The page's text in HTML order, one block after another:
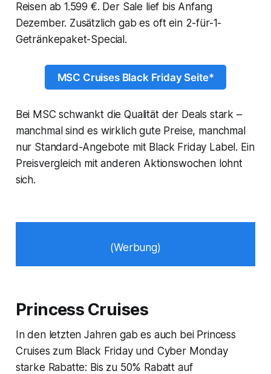
Reisen ab 1.599 €. Der Sale lief bis Anfang
Dezember. Zusätzlich gab es oft ein 2-für-1-
Getränkepaket-Special.
MSC Cruises Black Friday Seite*
Bei MSC schwankt die Qualität der Deals stark –
manchmal sind es wirklich gute Preise, manchmal
nur Standard-Angebote mit Black Friday Label. Ein
Preisvergleich mit anderen Aktionswochen lohnt
sich.
(Werbung)
Princess Cruises
In den letzten Jahren gab es auch bei Princess
Cruises zum Black Friday und Cyber Monday
starke Rabatte: Bis zu 50% Rabatt auf